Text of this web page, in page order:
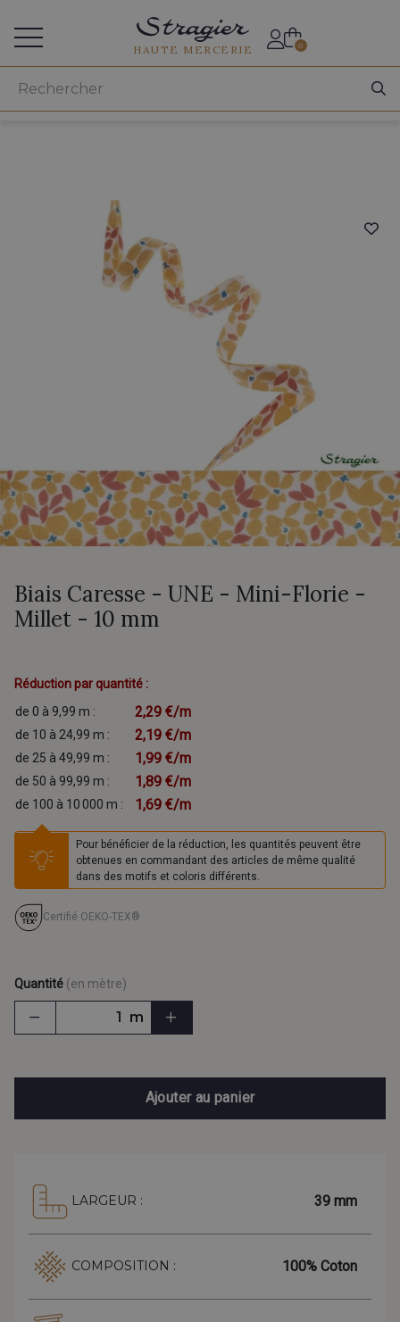
HAUTE MERCERIE 0
Biais Caresse - UNE - Mini-Florie -
Millet - 10 mm
Réduction par quantité :
de 0 à 9,99 m :
2,29 €/m
de 10 à 24,99 m : 2,19 €/m
de 25 à 49,99 m : 1,99 €/m
de 50 à 99,99 m : 1,89 €/m
de 100 à 10 000 m : 1,69 €/m
Pour bénéficier de la réduction, les quantités peuvent être
obtenues en commandant des articles de même qualité
dans des motifs et coloris différents.
Certifié OEKO-TEX®
Quantité (en mètre)
m
Ajouter au panier
LARGEUR : 39 mm
COMPOSITION : 100% Coton